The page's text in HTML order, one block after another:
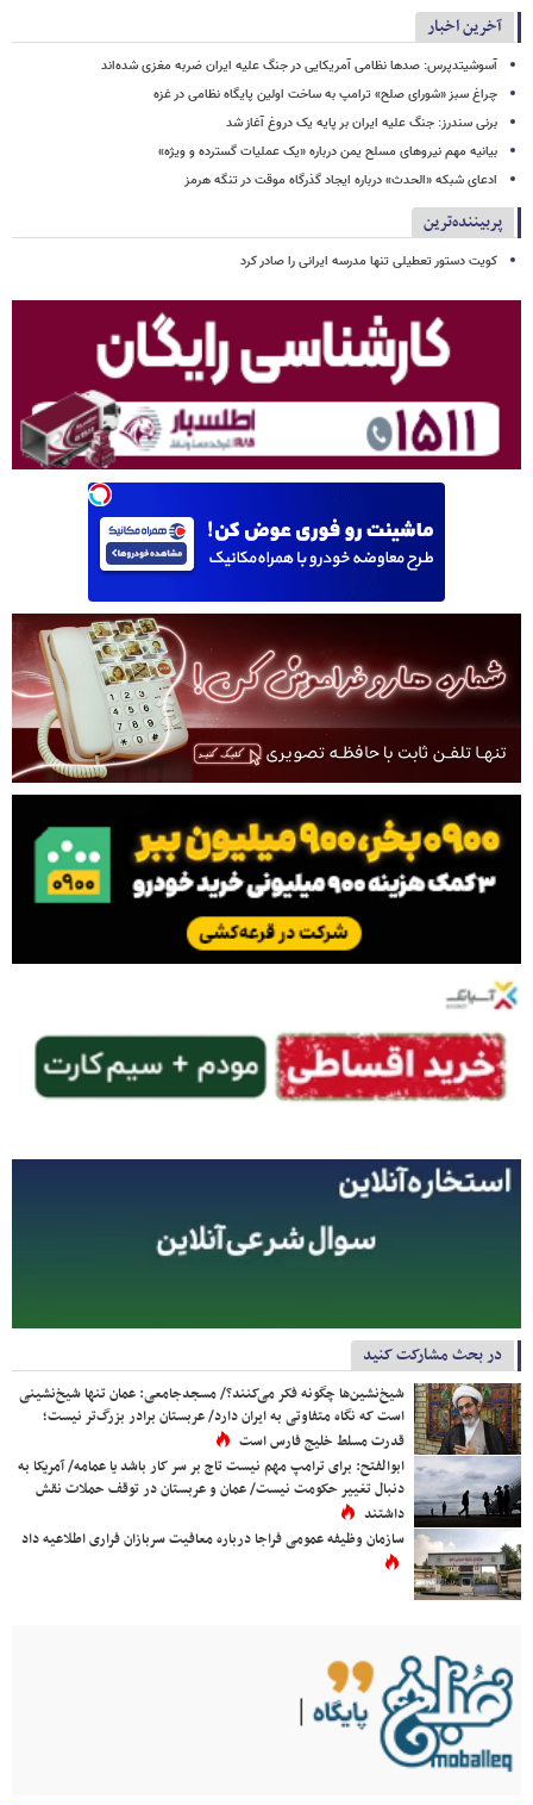
آخرین اخبار
آسوشیتدپرس: صدها نظامی آمریکایی در جنگ علیه ایران ضربه مغزی شده‌اند
چراغ سبز «شورای صلح» ترامپ به ساخت اولین پایگاه نظامی در غزه
برنی سندرز: جنگ علیه ایران بر پایه یک دروغ آغاز شد
بیانیه مهم نیروهای مسلح یمن درباره «یک عملیات گسترده و ویژه»
ادعای شبکه «الحدث» درباره ایجاد گذرگاه موقت در تنگه هرمز
پربیننده‌ترین
کویت دستور تعطیلی تنها مدرسه ایرانی را صادر کرد
در بحث مشارکت کنید
شیخ‌نشین‌ها چگونه فکر می‌کنند؟/ مسجدجامعی: عمان تنها شیخ‌نشینی
است که نگاه متفاوتی به ایران دارد/ عربستان برادر بزرگ‌تر نیست؛
قدرت مسلط خلیج فارس است
ابوالفتح: برای ترامپ مهم نیست تاج بر سر کار باشد یا عمامه/ آمریکا به
دنبال تغییر حکومت نیست/ عمان و عربستان در توقف حملات نقش
داشتند
سازمان وظیفه عمومی فراجا درباره معافیت سربازان فراری اطلاعیه داد